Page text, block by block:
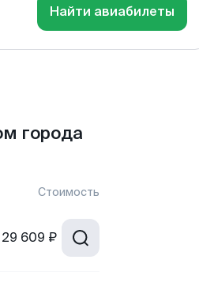
Найти авиабилеты
города
Стоимость
29 609 ₽